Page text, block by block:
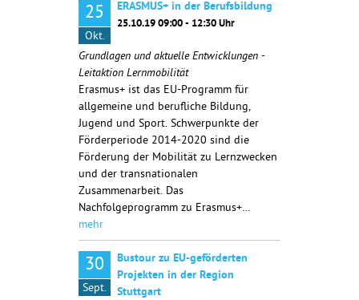
25
Okt.
ERASMUS+ in der Berufsbildung
25.10.19 09:00 - 12:30 Uhr
Grundlagen und aktuelle Entwicklungen -
Leitaktion Lernmobilität
Erasmus+ ist das EU-Programm für
allgemeine und berufliche Bildung,
Jugend und Sport. Schwerpunkte der
Förderperiode 2014-2020 sind die
Förderung der Mobilität zu Lernzwecken
und der transnationalen
Zusammenarbeit. Das
Nachfolgeprogramm zu Erasmus+…
mehr
30
Sept.
Bustour zu EU-geförderten
Projekten in der Region
Stuttgart